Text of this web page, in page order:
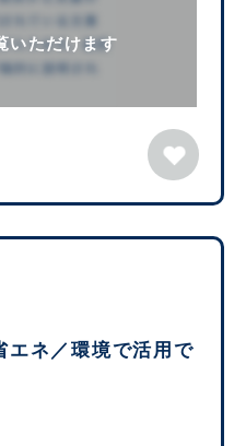
いただけます
エネ／環境で活用で